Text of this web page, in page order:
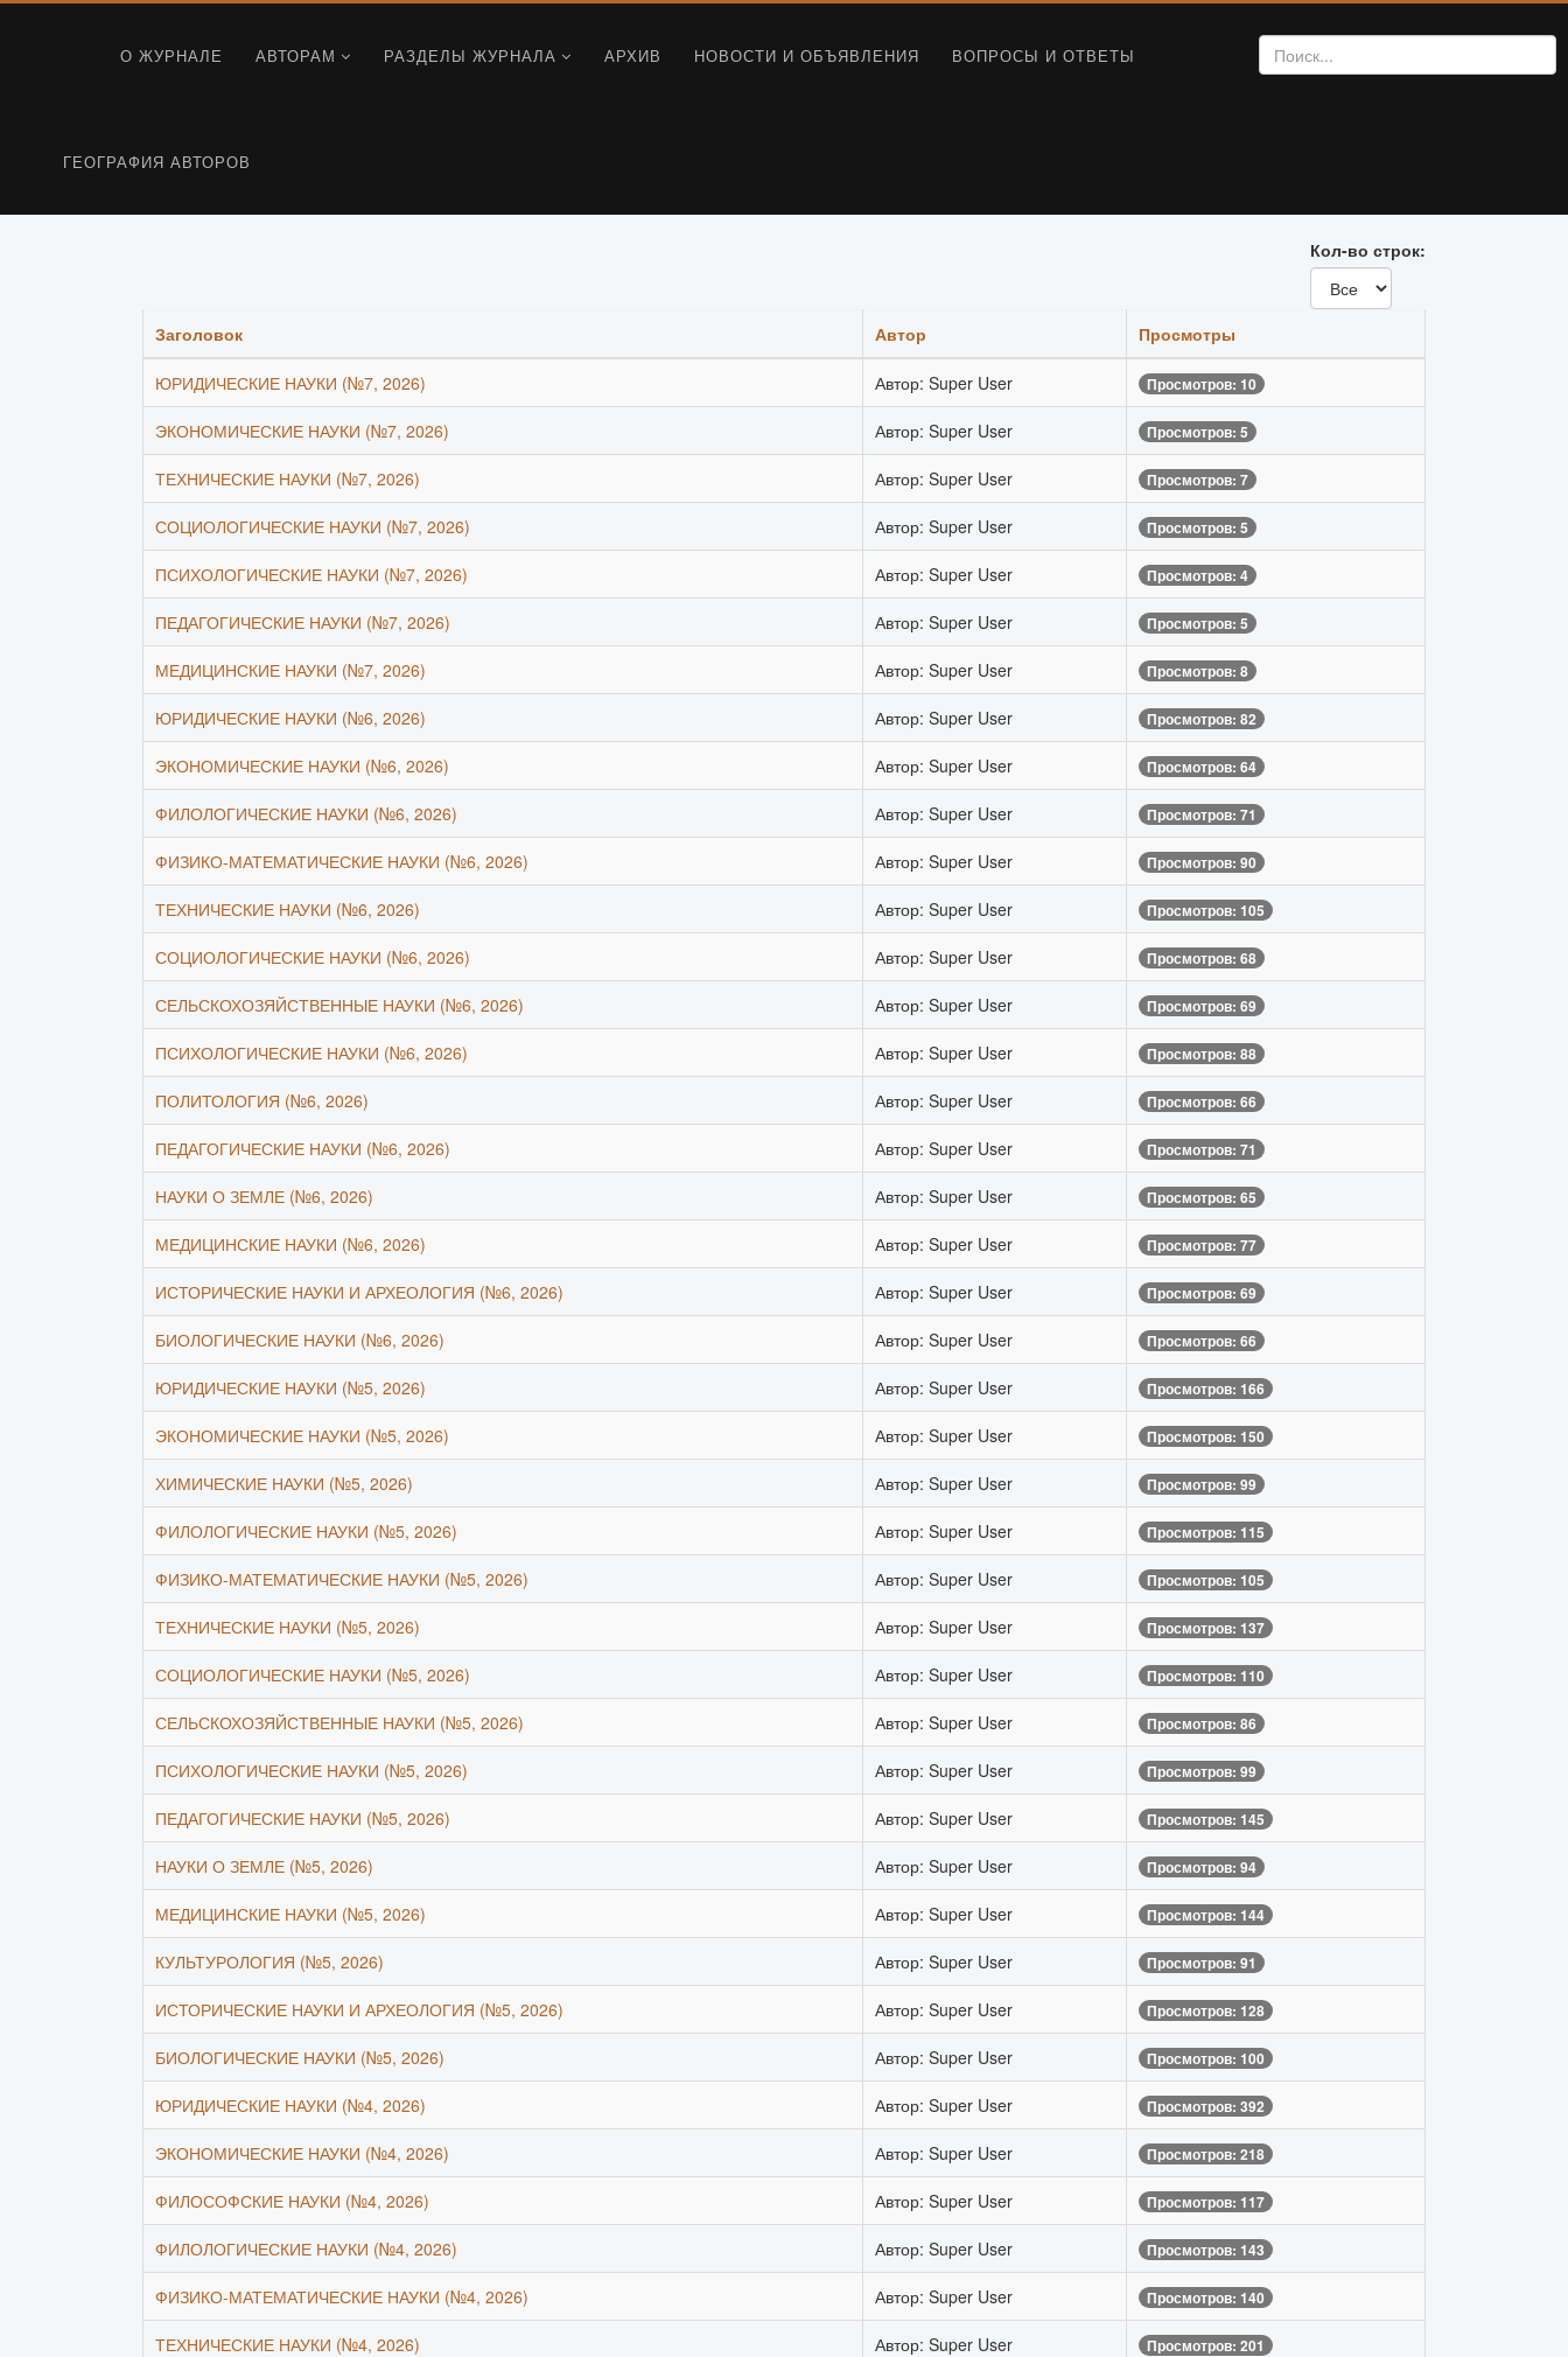
О ЖУРНАЛЕ АВТОРАМ РАЗДЕЛЫ ЖУРНАЛА АРХИВ НОВОСТИ И ОБЪЯВЛЕНИЯ ВОПРОСЫ И ОТВЕТЫ
ГЕОГРАФИЯ АВТОРОВ
Кол-во строк:
Заголовок Автор Просмотры
ЮРИДИЧЕСКИЕ НАУКИ (№7, 2026) Автор: Super User Просмотров: 10
ЭКОНОМИЧЕСКИЕ НАУКИ (№7, 2026) Автор: Super User Просмотров: 5
ТЕХНИЧЕСКИЕ НАУКИ (№7, 2026) Автор: Super User Просмотров: 7
СОЦИОЛОГИЧЕСКИЕ НАУКИ (№7, 2026) Автор: Super User Просмотров: 5
ПСИХОЛОГИЧЕСКИЕ НАУКИ (№7, 2026) Автор: Super User Просмотров: 4
ПЕДАГОГИЧЕСКИЕ НАУКИ (№7, 2026) Автор: Super User Просмотров: 5
МЕДИЦИНСКИЕ НАУКИ (№7, 2026) Автор: Super User Просмотров: 8
ЮРИДИЧЕСКИЕ НАУКИ (№6, 2026) Автор: Super User Просмотров: 82
ЭКОНОМИЧЕСКИЕ НАУКИ (№6, 2026) Автор: Super User Просмотров: 64
ФИЛОЛОГИЧЕСКИЕ НАУКИ (№6, 2026) Автор: Super User Просмотров: 71
ФИЗИКО-МАТЕМАТИЧЕСКИЕ НАУКИ (№6, 2026) Автор: Super User Просмотров: 90
ТЕХНИЧЕСКИЕ НАУКИ (№6, 2026) Автор: Super User Просмотров: 105
СОЦИОЛОГИЧЕСКИЕ НАУКИ (№6, 2026) Автор: Super User Просмотров: 68
СЕЛЬСКОХОЗЯЙСТВЕННЫЕ НАУКИ (№6, 2026) Автор: Super User Просмотров: 69
ПСИХОЛОГИЧЕСКИЕ НАУКИ (№6, 2026) Автор: Super User Просмотров: 88
ПОЛИТОЛОГИЯ (№6, 2026) Автор: Super User Просмотров: 66
ПЕДАГОГИЧЕСКИЕ НАУКИ (№6, 2026) Автор: Super User Просмотров: 71
НАУКИ О ЗЕМЛЕ (№6, 2026) Автор: Super User Просмотров: 65
МЕДИЦИНСКИЕ НАУКИ (№6, 2026) Автор: Super User Просмотров: 77
ИСТОРИЧЕСКИЕ НАУКИ И АРХЕОЛОГИЯ (№6, 2026) Автор: Super User Просмотров: 69
БИОЛОГИЧЕСКИЕ НАУКИ (№6, 2026) Автор: Super User Просмотров: 66
ЮРИДИЧЕСКИЕ НАУКИ (№5, 2026) Автор: Super User Просмотров: 166
ЭКОНОМИЧЕСКИЕ НАУКИ (№5, 2026) Автор: Super User Просмотров: 150
ХИМИЧЕСКИЕ НАУКИ (№5, 2026) Автор: Super User Просмотров: 99
ФИЛОЛОГИЧЕСКИЕ НАУКИ (№5, 2026) Автор: Super User Просмотров: 115
ФИЗИКО-МАТЕМАТИЧЕСКИЕ НАУКИ (№5, 2026) Автор: Super User Просмотров: 105
ТЕХНИЧЕСКИЕ НАУКИ (№5, 2026) Автор: Super User Просмотров: 137
СОЦИОЛОГИЧЕСКИЕ НАУКИ (№5, 2026) Автор: Super User Просмотров: 110
СЕЛЬСКОХОЗЯЙСТВЕННЫЕ НАУКИ (№5, 2026) Автор: Super User Просмотров: 86
ПСИХОЛОГИЧЕСКИЕ НАУКИ (№5, 2026) Автор: Super User Просмотров: 99
ПЕДАГОГИЧЕСКИЕ НАУКИ (№5, 2026) Автор: Super User Просмотров: 145
НАУКИ О ЗЕМЛЕ (№5, 2026) Автор: Super User Просмотров: 94
МЕДИЦИНСКИЕ НАУКИ (№5, 2026) Автор: Super User Просмотров: 144
КУЛЬТУРОЛОГИЯ (№5, 2026) Автор: Super User Просмотров: 91
ИСТОРИЧЕСКИЕ НАУКИ И АРХЕОЛОГИЯ (№5, 2026) Автор: Super User Просмотров: 128
БИОЛОГИЧЕСКИЕ НАУКИ (№5, 2026) Автор: Super User Просмотров: 100
ЮРИДИЧЕСКИЕ НАУКИ (№4, 2026) Автор: Super User Просмотров: 392
ЭКОНОМИЧЕСКИЕ НАУКИ (№4, 2026) Автор: Super User Просмотров: 218
ФИЛОСОФСКИЕ НАУКИ (№4, 2026) Автор: Super User Просмотров: 117
ФИЛОЛОГИЧЕСКИЕ НАУКИ (№4, 2026) Автор: Super User Просмотров: 143
ФИЗИКО-МАТЕМАТИЧЕСКИЕ НАУКИ (№4, 2026) Автор: Super User Просмотров: 140
ТЕХНИЧЕСКИЕ НАУКИ (№4, 2026) Автор: Super User Просмотров: 201